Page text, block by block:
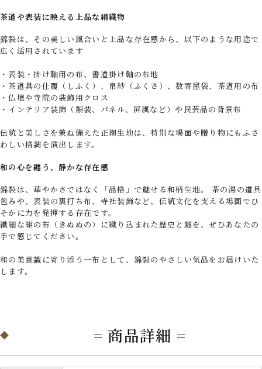
茶道や表装に映える上品な絹織物
錦裂は、その美しい風合いと上品な存在感から、以下のような用途で
広く活用されています
・表装・掛け軸用の布、書道掛け軸の布地
・茶道具の仕覆（しふく）、帛紗（ふくさ）、数寄屋袋、茶道用の布
・仏壇や寺院の装飾用クロス
・インテリア装飾（額装、パネル、屏風など）や民芸品の背景布
伝統と美しさを兼ね備えた正絹生地は、特別な場面や贈り物にもふさ
わしい格調を演出します。
和の心を纏う、静かな存在感
錦裂は、華やかさではなく「品格」で魅せる和柄生地。 茶の湯の道具
包みや、表装の裏打ち布、寺社装飾など、伝統文化を支える場面でひ
そかに力を発揮する存在です。
繊細な絹の布（きぬぬの）に織り込まれた歴史と趣を、ぜひあなたの
手で感じてください。
和の美意識に寄り添う一布として、錦裂のやさしい気品をお届けいた
します。
= 商品詳細 =